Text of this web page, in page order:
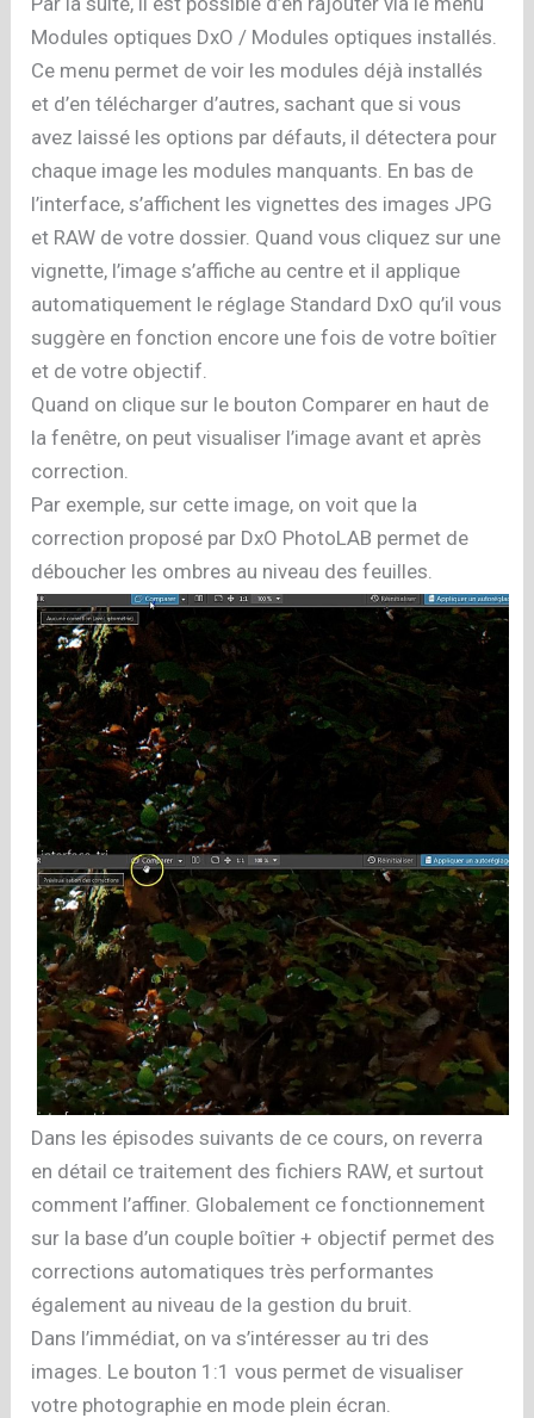
Modules optiques DxO / Modules optiques installés.
Ce menu permet de voir les modules déjà installés
et d’en télécharger d’autres, sachant que si vous
avez laissé les options par défauts, il détectera pour
chaque image les modules manquants. En bas de
l’interface, s’affichent les vignettes des images JPG
et RAW de votre dossier. Quand vous cliquez sur une
vignette, l’image s’affiche au centre et il applique
automatiquement le réglage Standard DxO qu’il vous
suggère en fonction encore une fois de votre boîtier
et de votre objectif.
Quand on clique sur le bouton Comparer en haut de
la fenêtre, on peut visualiser l’image avant et après
correction.
Par exemple, sur cette image, on voit que la
correction proposé par DxO PhotoLAB permet de
déboucher les ombres au niveau des feuilles.
Dans les épisodes suivants de ce cours, on reverra
en détail ce traitement des fichiers RAW, et surtout
comment l’affiner. Globalement ce fonctionnement
sur la base d’un couple boîtier + objectif permet des
corrections automatiques très performantes
également au niveau de la gestion du bruit.
Dans l’immédiat, on va s’intéresser au tri des
images. Le bouton 1:1 vous permet de visualiser
votre photographie en mode plein écran.